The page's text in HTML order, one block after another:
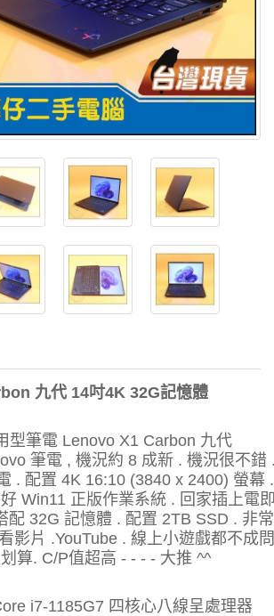
九代 14吋4K 32G記憶體
型筆電 Lenovo X1 Carbon 九代
筆電 , 機況約 8 成新 . 機況很不錯
. 配置 4K 16:10 (3840 x 2400) 螢幕
Win11 正版作業系統 . 回家插上電
配 32G 記憶體 . 配置 2TB SSD . 非
影片 .YouTube . 線上小遊戲都不成
算. C/P值超高 - - - - 大推 ^^
i7-1185G7 四核心八線呈處理器